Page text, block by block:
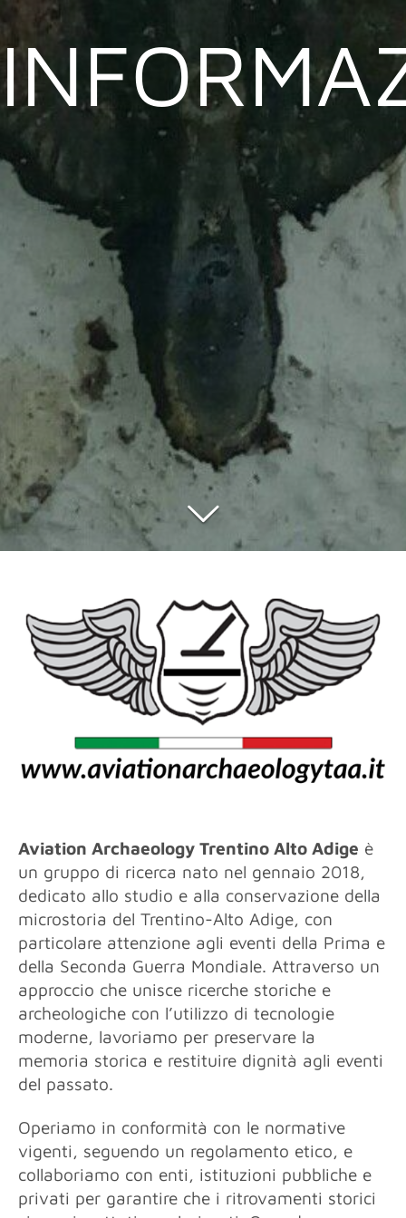
Aviation Archaeology Trentino Alto Adige è
un gruppo di ricerca nato nel gennaio 2018,
dedicato allo studio e alla conservazione della
microstoria del Trentino-Alto Adige, con
particolare attenzione agli eventi della Prima e
della Seconda Guerra Mondiale. Attraverso un
approccio che unisce ricerche storiche e
archeologiche con l’utilizzo di tecnologie
moderne, lavoriamo per preservare la
memoria storica e restituire dignità agli eventi
del passato.
Operiamo in conformità con le normative
vigenti, seguendo un regolamento etico, e
collaboriamo con enti, istituzioni pubbliche e
privati per garantire che i ritrovamenti storici